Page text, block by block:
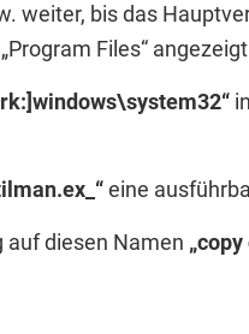
weiter, bis das
Files“
eine
auf diesen Namen